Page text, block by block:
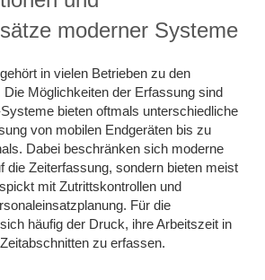
moderner Systeme
in vielen Betrieben zu den
Die Möglichkeiten der Erfassung sind
bieten oftmals unterschiedliche
von mobilen Endgeräten bis zu
Dabei beschränken sich moderne
die Zeiterfassung, sondern bieten meist
mit Zutrittskontrollen und
Für die
häufig der Druck, ihre Arbeitszeit in
zu erfassen.